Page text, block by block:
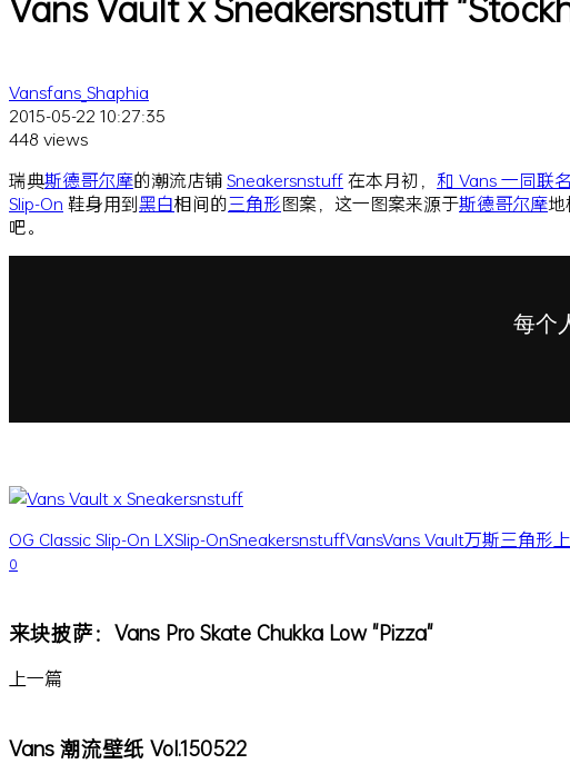
Vansfans_Shaphia
2015-05-22 10:27:35
448 views
瑞典斯德哥尔摩的潮流店铺Sneakersnstuff在本月初， 和 Vans 一同联
Slip-On 鞋身用到黑白相间的三角形图案，这一图案来源于斯德哥尔摩
吧。
OG Classic Slip-On LXSlip-OnSneakersnstuffVansVans Vault万斯三角形
0
来块披萨：Vans Pro Skate Chukka Low "Pizza"
上一篇
Vans 潮流壁纸 Vol.150522